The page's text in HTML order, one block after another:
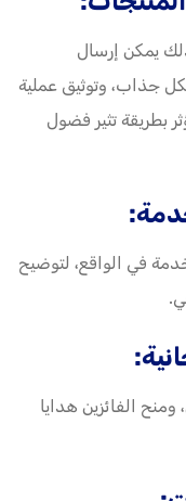
يمكن إرسال
جذاب، وتوثيق عملية
بطريقة تثير فضول
في الواقع، لتوضيح
الفائزين هدايا